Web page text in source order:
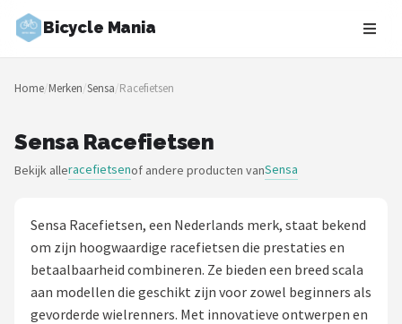
Bicycle Mania
Zoeken
NAVIGATIE
Merken
Fietsroutes
Kinderfietsen
Home/Merken/Sensa/Racefietsen
Sensa Racefietsen
Bekijk alleracefietsenof andere producten vanSensa
Sensa Racefietsen, een Nederlands merk, staat bekend
om zijn hoogwaardige racefietsen die prestaties en
betaalbaarheid combineren. Ze bieden een breed scala
aan modellen die geschikt zijn voor zowel beginners als
gevorderde wielrenners. Met innovatieve ontwerpen en